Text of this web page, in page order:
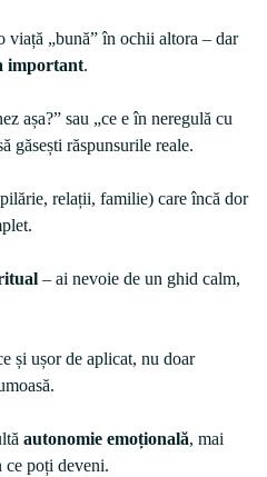
viață „bună” în ochii altora – dar
important.
așa?” sau „ce e în neregulă cu
găsești răspunsurile reale.
relații, familie) care încă dor
– ai nevoie de un ghid calm,
și ușor de aplicat, nu doar
autonomie emoțională, mai
ce poți deveni.